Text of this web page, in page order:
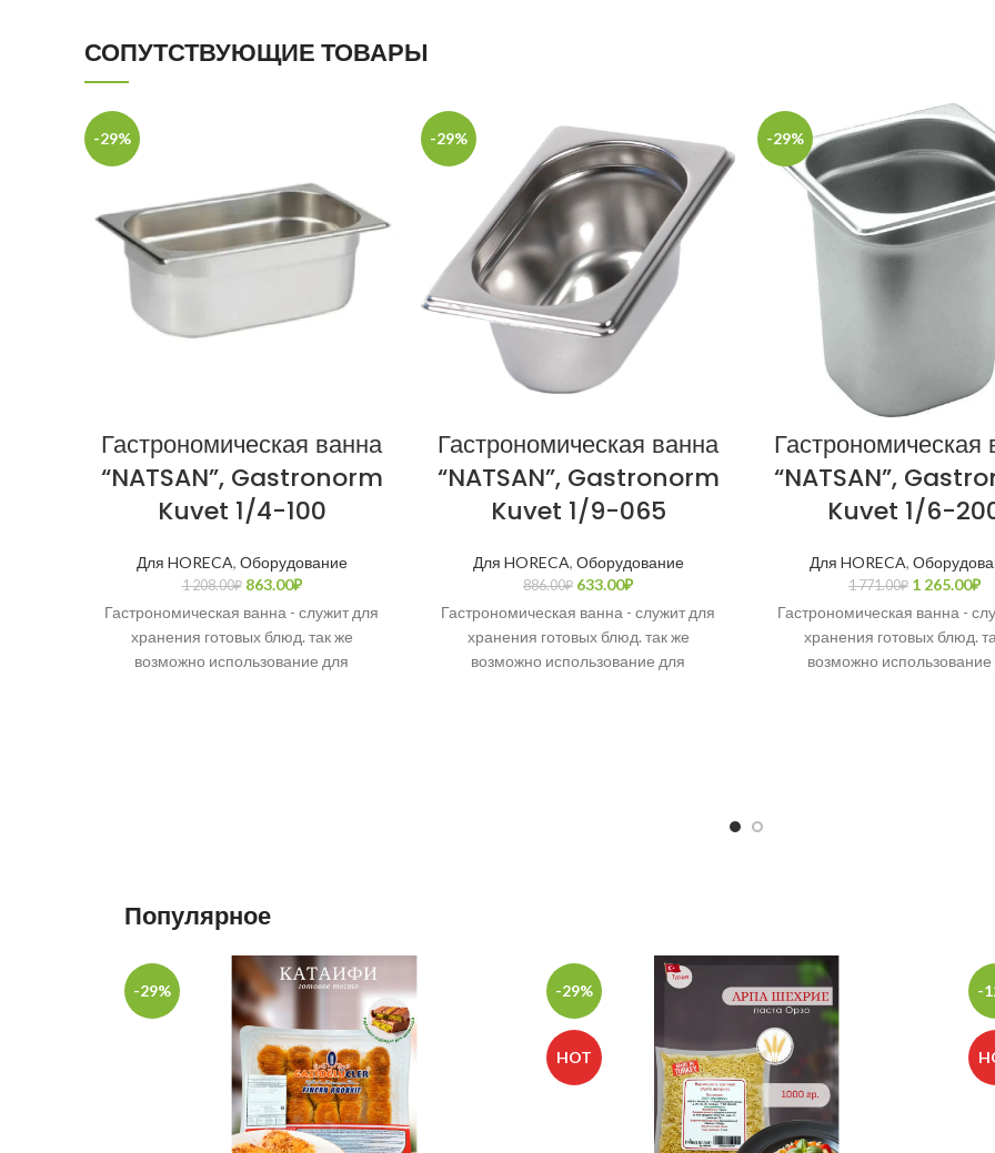
СОПУТСТВУЮЩИЕ ТОВАРЫ
-29%
Гастрономическая ванна
“NATSAN”, Gastronorm
Kuvet 1/4-100
Для HORECA, Оборудование
1 208.00₽ 863.00₽
Гастрономическая ванна - служит для
хранения готовых блюд. так же
возможно использование для
-29%
Гастрономическая ванна
“NATSAN”, Gastronorm
Kuvet 1/9-065
Для HORECA, Оборудование
886.00₽ 633.00₽
Гастрономическая ванна - служит для
хранения готовых блюд. так же
возможно использование для
-29%
Гастрономическая
“NATSAN”,
Kuvet 1/6-
Для HORECA,
1 771.00₽ 1 265.00₽
Гастрономическая ванна -
хранения готовых блюд.
возможно использование
Популярное
-29% -29%
HOT
-